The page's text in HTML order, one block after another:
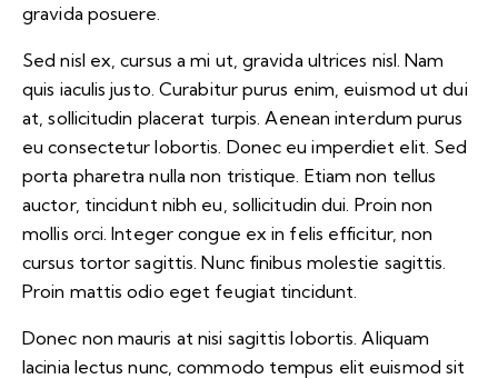
gravida posuere.
Sed nisl ex, cursus a mi ut, gravida ultrices nisl. Nam
quis iaculis justo. Curabitur purus enim, euismod ut dui
at, sollicitudin placerat turpis. Aenean interdum purus
eu consectetur lobortis. Donec eu imperdiet elit. Sed
porta pharetra nulla non tristique. Etiam non tellus
auctor, tincidunt nibh eu, sollicitudin dui. Proin non
mollis orci. Integer congue ex in felis efficitur, non
cursus tortor sagittis. Nunc finibus molestie sagittis.
Proin mattis odio eget feugiat tincidunt.
Donec non mauris at nisi sagittis lobortis. Aliquam
lacinia lectus nunc, commodo tempus elit euismod sit